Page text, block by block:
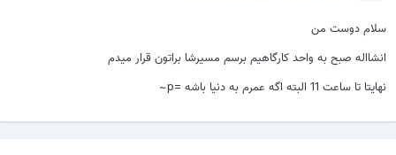
سلام دوست من
انشااله صبح به واحد کارگاهیم برسم مسیرشا براتون قرار میدم
نهایتا تا ساعت 11 البته اگه عمرم به دنیا باشه =p~